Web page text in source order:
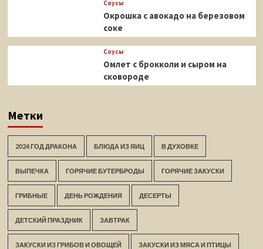
Соусы
Окрошка с авокадо на березовом
соке
Соусы
Омлет с брокколи и сыром на
сковороде
Метки
2024 ГОД ДРАКОНА БЛЮДА ИЗ ЯИЦ В ДУХОВКЕ
ВЫПЕЧКА ГОРЯЧИЕ БУТЕРБРОДЫ ГОРЯЧИЕ ЗАКУСКИ
ГРИБНЫЕ ДЕНЬ РОЖДЕНИЯ ДЕСЕРТЫ
ДЕТСКИЙ ПРАЗДНИК ЗАВТРАК
ЗАКУСКИ ИЗ ГРИБОВ И ОВОЩЕЙ ЗАКУСКИ ИЗ МЯСА И ПТИЦЫ